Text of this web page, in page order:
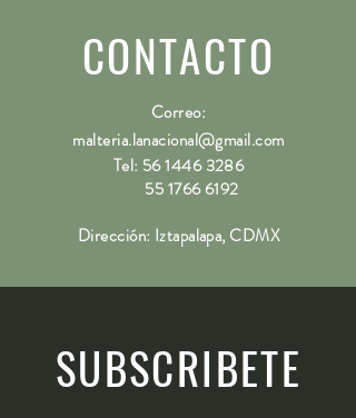
CONTACTO
Correo:
malteria.lanacional@gmail.com
Tel: 56 1446 3286
55 1766 6192
Dirección: Iztapalapa, CDMX
SUBSCRIBETE